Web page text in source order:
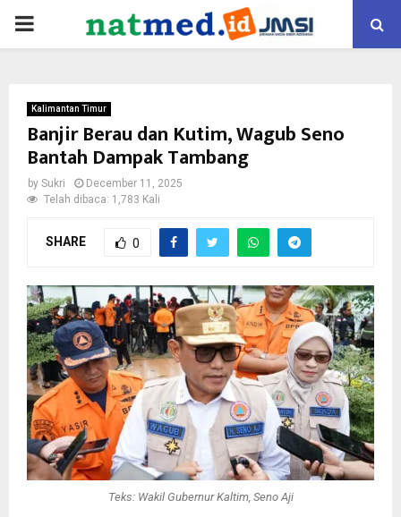
PRIMARY
Kalimantan Timur
Banjir Berau dan Kutim, Wagub Seno
Bantah Dampak Tambang
by Sukri
December 11, 2025
Telah dibaca: 1,783 Kali
SHARE 0
Teks: Wakil Gubernur Kaltim, Seno Aji